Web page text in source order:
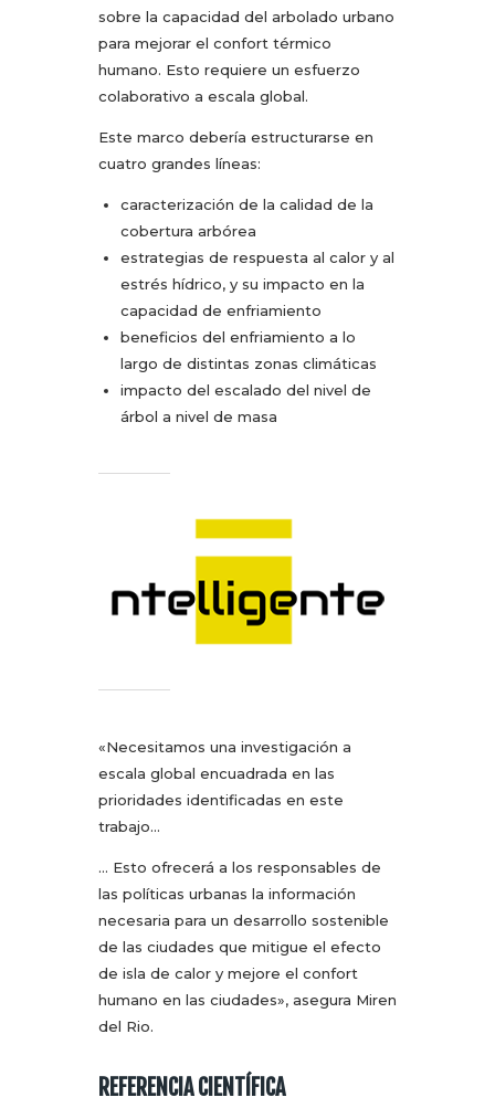
sobre la capacidad del arbolado urbano
para mejorar el confort térmico
humano. Esto requiere un esfuerzo
colaborativo a escala global.
Este marco debería estructurarse en
cuatro grandes líneas:
caracterización de la calidad de la
cobertura arbórea
estrategias de respuesta al calor y al
estrés hídrico, y su impacto en la
capacidad de enfriamiento
beneficios del enfriamiento a lo
largo de distintas zonas climáticas
impacto del escalado del nivel de
árbol a nivel de masa
«Necesitamos una investigación a
escala global encuadrada en las
prioridades identificadas en este
trabajo…
… Esto ofrecerá a los responsables de
las políticas urbanas la información
necesaria para un desarrollo sostenible
de las ciudades que mitigue el efecto
de isla de calor y mejore el confort
humano en las ciudades», asegura Miren
del Rio.
REFERENCIA CIENTÍFICA